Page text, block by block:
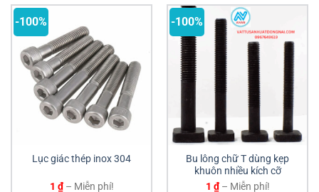
-100%
Lục giác thép inox 304
1 ₫ – Miễn phí!Khoảng
-100%
Bu lông chữ T dùng kẹp
khuôn nhiều kích cỡ
1 ₫ – Miễn phí!Khoảng